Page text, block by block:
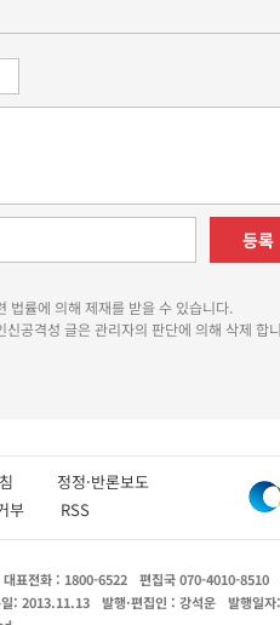
등록
법률에 의해 제재를 받을 수 있습니다.
공격성 글은 관리자의 판단에 의해 삭제 합
방침 정정·반론보도
부 RSS
대표전화 : 1800-6522 편집국 070-4010-8510
: 2013.11.13 발행·편집인 : 강석운 발행일